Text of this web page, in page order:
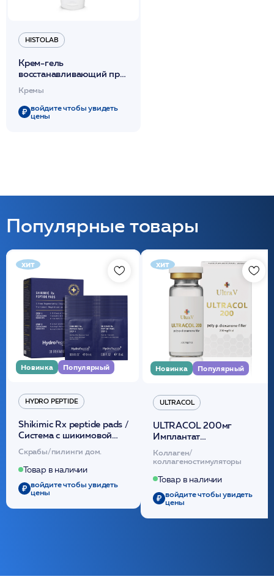
HISTOLAB
Крем-гель
восстанавливающий при
реабилитации кожи/
CENTELLA RED CREAM
250гр /HISTOLAB*
Кремы
войдите чтобы увидеть
цены
Популярные товары
хит
Новинка Популярный
HYDRO PEPTIDE
Shikimic Rx peptide pads /
Cистема с шикимовой
кислотой обновляющая
(30шт) /HP
Скрабы/пилинги дом.
Товар в наличии
войдите чтобы увидеть
цены
хит
Новинка Популярный
ULTRACOL
ULTRACOL 200мг
Имплантат
внутридермальный,
стерильный на основе
полидиоксанона
/ULTRACOL
Коллаген/
коллагеностимуляторы
Товар в наличии
войдите чтобы увидеть
цены